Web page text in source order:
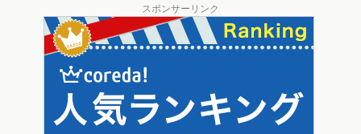
スポンサーリンク